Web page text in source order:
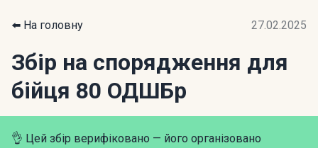
⬅️ На головну 27.02.2025
Збір на cпорядження для
бійця 80 ОДШБр
👌 Цей збір верифіковано — його організовано